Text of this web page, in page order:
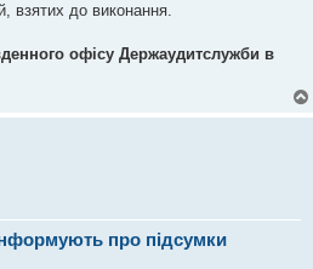
взятих до виконання.
офісу Держаудитслужби в
про підсумки